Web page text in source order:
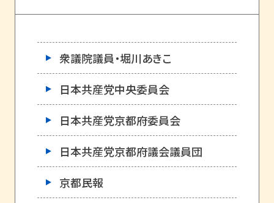
衆議院議員・堀川あきこ
日本共産党中央委員会
日本共産党京都府委員会
日本共産党京都府議会議員団
京都民報